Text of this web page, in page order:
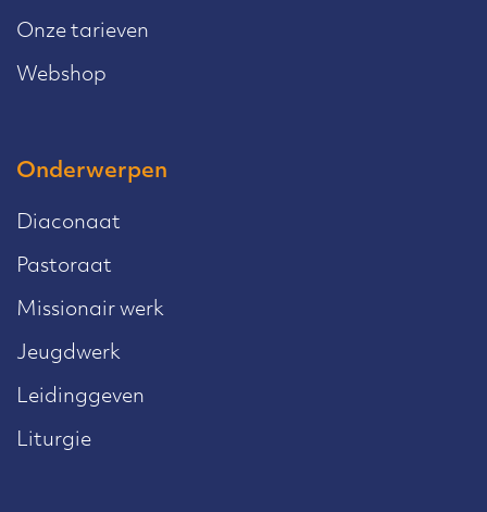
Onze tarieven
Webshop
Onderwerpen
Diaconaat
Pastoraat
Missionair werk
Jeugdwerk
Leidinggeven
Liturgie